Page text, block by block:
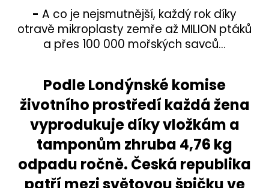
- A co je nejsmutnější, každý rok díky
otravě mikroplasty zemře až MILION ptáků
a přes 100 000 mořských savců...
Podle Londýnské komise
životního prostředí každá žena
vyprodukuje díky vložkám a
tamponům zhruba 4,76 kg
odpadu ročně. Česká republika